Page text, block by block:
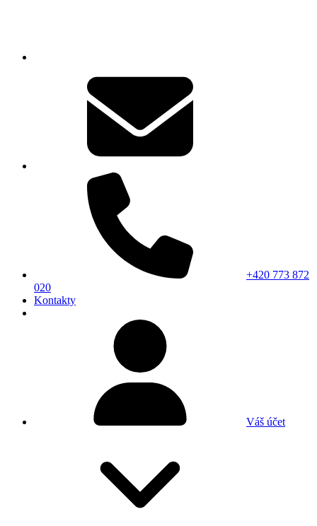
+420 773 872
020
Kontakty
Váš účet